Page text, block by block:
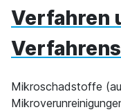
Verfahren
Mikroschadstoffe